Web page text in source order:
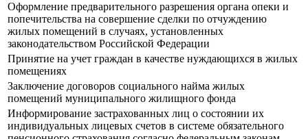
Оформление предварительного разрешения органа опеки и
попечительства на совершение сделки по отчуждению
жилых помещений в случаях, установленных
законодательством Российской Федерации
Принятие на учет граждан в качестве нуждающихся в жилых
помещениях
Заключение договоров социального найма жилых
помещений муниципального жилищного фонда
Информирование застрахованных лиц о состоянии их
индивидуальных лицевых счетов в системе обязательного